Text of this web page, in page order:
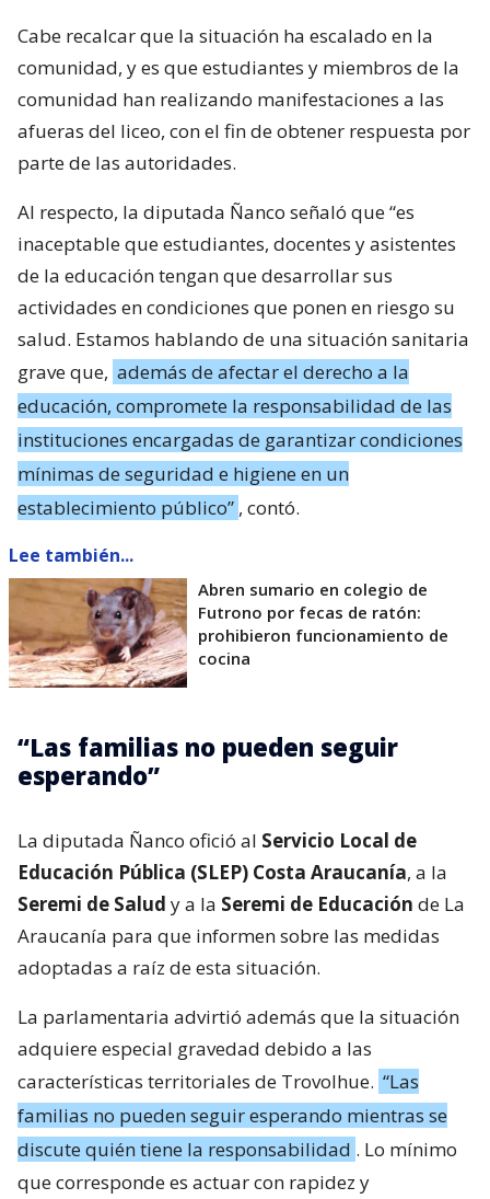
Cabe recalcar que la situación ha escalado en la
comunidad, y es que estudiantes y miembros de la
comunidad han realizando manifestaciones a las
afueras del liceo, con el fin de obtener respuesta por
parte de las autoridades.
Al respecto, la diputada Ñanco señaló que “es
inaceptable que estudiantes, docentes y asistentes
de la educación tengan que desarrollar sus
actividades en condiciones que ponen en riesgo su
salud. Estamos hablando de una situación sanitaria
grave que, además de afectar el derecho a la
educación, compromete la responsabilidad de las
instituciones encargadas de garantizar condiciones
mínimas de seguridad e higiene en un
establecimiento público” , contó.
Lee también...
Abren sumario en colegio de
Futrono por fecas de ratón:
prohibieron funcionamiento de
cocina
“Las familias no pueden seguir
esperando”
La diputada Ñanco ofició al Servicio Local de
Educación Pública (SLEP) Costa Araucanía, a la
Seremi de Salud y a la Seremi de Educación de La
Araucanía para que informen sobre las medidas
adoptadas a raíz de esta situación.
La parlamentaria advirtió además que la situación
adquiere especial gravedad debido a las
características territoriales de Trovolhue. “Las
familias no pueden seguir esperando mientras se
discute quién tiene la responsabilidad . Lo mínimo
que corresponde es actuar con rapidez y